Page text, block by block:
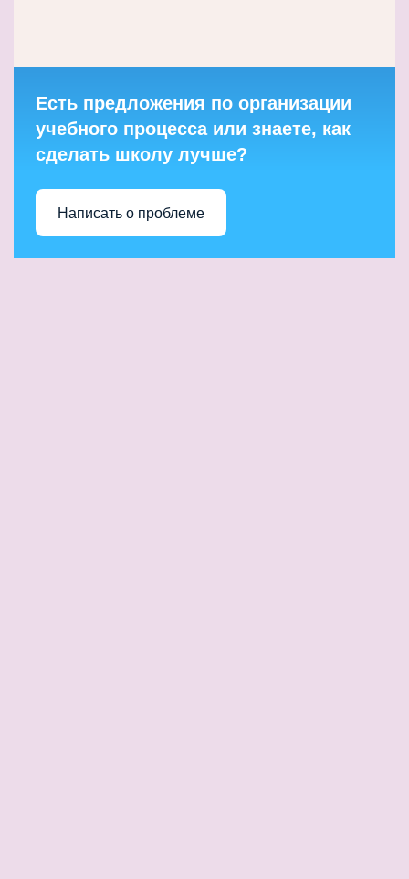
Есть предложения по организации
учебного процесса или знаете, как
сделать школу лучше?
Написать о проблеме